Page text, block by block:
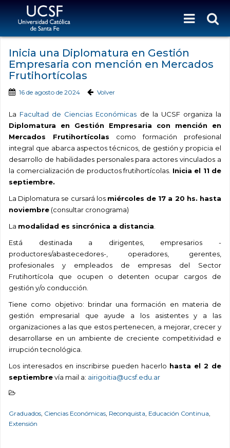
Inicia una Diplomatura en Gestión
Empresaria con mención en Mercados
Frutihortícolas
16 de agosto de 2024 Volver
La Facultad de Ciencias Económicas de la UCSF organiza la
Diplomatura en Gestión Empresaria con mención en
Mercados Frutihortícolas como formación profesional
integral que abarca aspectos técnicos, de gestión y propicia el
desarrollo de habilidades personales para actores vinculados a
la comercialización de productos frutihortícolas. Inicia el 11 de
septiembre.
La Diplomatura se cursará los miércoles de 17 a 20 hs. hasta
noviembre (consultar cronograma)
La modalidad es sincrónica a distancia
Está destinada a dirigentes, empresarios -
productores/abastecedores-, operadores, gerentes,
profesionales y empleados de empresas del Sector
Frutihortícola que ocupen o detenten ocupar cargos de
gestión y/o conducción.
Tiene como objetivo: brindar una formación en materia de
gestión empresarial que ayude a los asistentes y a las
organizaciones a las que estos pertenecen, a mejorar, crecer y
desarrollarse en un ambiente de creciente competitividad e
irrupción tecnológica.
Los interesados en inscribirse pueden hacerlo hasta el 2 de
septiembrevía mail a: airigoitia@ucsf.edu.ar
Graduados, Ciencias Económicas, Reconquista, Educación Continua,
Extensión